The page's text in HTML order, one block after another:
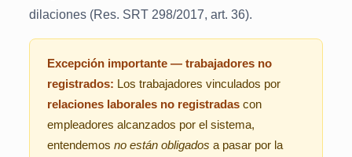
dilaciones (Res. SRT 298/2017, art. 36).
Excepción importante — trabajadores no
registrados: Los trabajadores vinculados por
relaciones laborales no registradascon
empleadores alcanzados por el sistema,
entendemos no están obligados a pasar por la